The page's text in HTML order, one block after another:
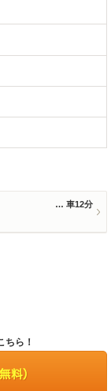
車12分
ちら！